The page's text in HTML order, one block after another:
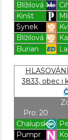
Blížilová M.
Kinšt
Synek
Blížilová P.
Burian
3833, obec i
Pro: 20
Chalupský
Pumpr